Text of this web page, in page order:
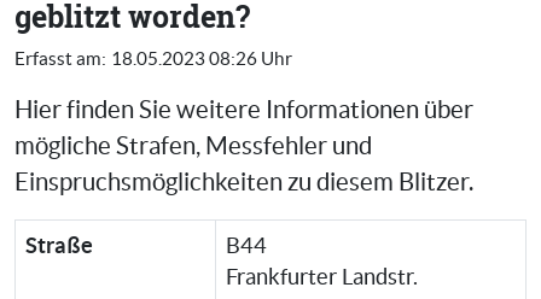
geblitzt worden?
Erfasst am: 18.05.2023 08:26 Uhr
Hier finden Sie weitere Informationen über
mögliche Strafen, Messfehler und
Einspruchsmöglichkeiten zu diesem Blitzer.
Straße
B44
Frankfurter Landstr.